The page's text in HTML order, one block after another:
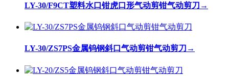
LY-30/F9CT塑料水口钳虎口形气动剪钳气动剪刀 →
LY-30/ZS7PS金属钨钢斜口气动剪钳气动剪刀 →